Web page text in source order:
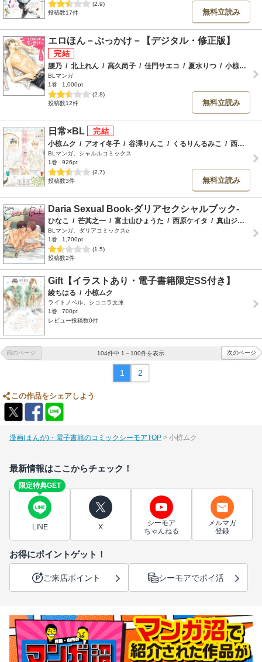
(2.9)
投稿数17件
無料立読み
エロほん－ぶっかけ－【デジタル・修正版】
腰乃 / 北上れん / 高久尚子 / 佳門サエコ / 夏水りつ / 小椋ムク
BLマンガ
1巻
1,000pt
(2.8)
投稿数12件
無料立読み
日常×BL
小椋ムク / アオイ冬子 / 谷澤りんこ / くるりんるみこ / 西生まこ
BLマンガ、シャルルコミックス
1巻
926pt
(2.7)
投稿数3件
無料立読み
Daria Sexual Book-ダリアセクシャルブック-
ひなこ / 芒其之一 / 富士山ひょうた / 西原ケイタ / 真山ジュン
BLマンガ、ダリアコミックスe
1巻
1,700pt
(1.5)
投稿数2件
Gift【イラストあり・電子書籍限定SS付き】
綾ちはる / 小椋ムク
ライトノベル、ショコラ文庫
1巻
700pt
レビュー投稿数0件
前のページ 104件中 1～100件を表示 次のページ
1 2
この作品をシェアしよう
漫画(まんが)・電子書籍のコミックシーモアTOP 小椋ムク
最新情報はここからチェック！
限定特典GET
LINE X
シーモア
ちゃんねる
メルマガ
登録
お得にポイントゲット！
ご来店ポイント シーモアでポイ活